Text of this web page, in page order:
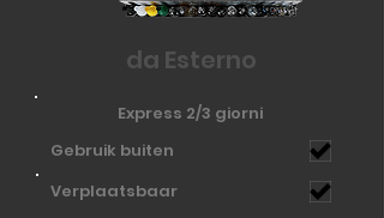
da Esterno
Express 2/3 giorni
Gebruik buiten
Verplaatsbaar